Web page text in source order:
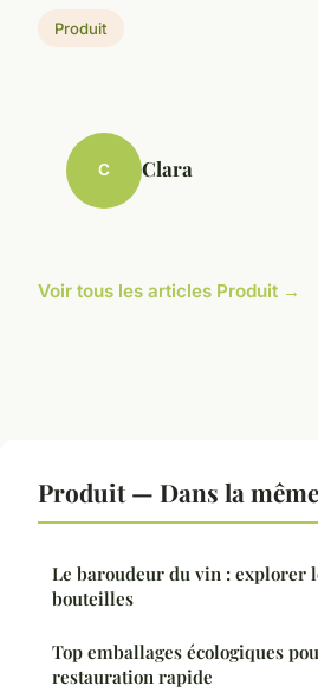
Produit
C Clara
Voir tous les articles Produit →
Produit — Dans la
Le baroudeur du vin : explorer
bouteilles
Top emballages écologiques
restauration rapide